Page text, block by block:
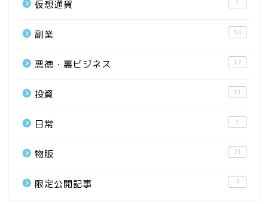
仮想通貨 1
副業 14
悪徳・裏ビジネス 17
投資 11
日常 1
物販 21
限定公開記事 3